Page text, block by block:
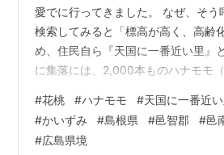
愛でに行ってきました。 なぜ、そう
検索してみると「標高が高く、高齢
め、住民自ら『天国に一番近い里』
に集落には、2,000本ものハナモモ
し、より『天国に一番近い』ような
す」と。 ここは、島根県邑智郡邑南
いずみ）」集落です。広島県境が近
#花桃 #ハナモモ #天国に一番近
#かいずみ #島根県 #邑智郡 #邑
#広島県境